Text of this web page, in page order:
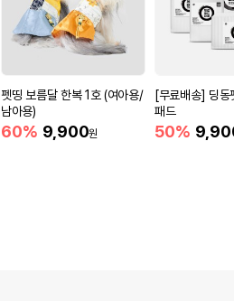
펫띵 보름달 한복 1호 (여아용/
남아용)
60% 9,900원
[무료배송] 딩동
패드
50%